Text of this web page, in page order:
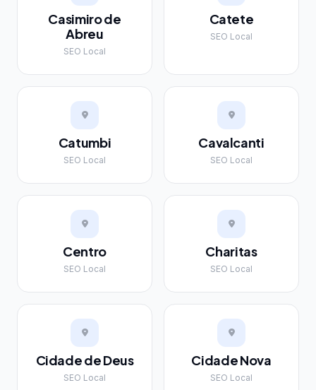
Casimiro de
Abreu
SEO Local
Catete
SEO Local
Catumbi
SEO Local
Cavalcanti
SEO Local
Centro
SEO Local
Charitas
SEO Local
Cidade de Deus
SEO Local
Cidade Nova
SEO Local